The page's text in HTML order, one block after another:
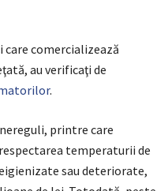
care comercializează
au verificaţi de
.
printre care
temperaturii de
sau deteriorate,